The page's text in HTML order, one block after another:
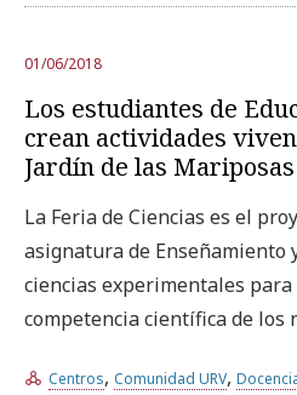
COMUNIDAD URV
REPORTAJES
Ámbitos universitarios
Prueba la
01/06/2018
Los estudiantes de
crean actividades
Jardín de las
La Feria de Ciencias es el
asignatura de Enseñamiento
ciencias experimentales
competencia científica de los
Centros, Comunidad URV,